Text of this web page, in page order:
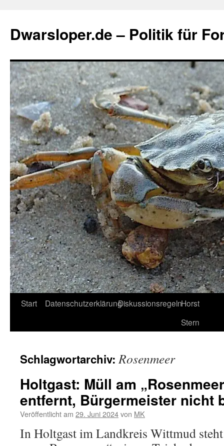
springen
Dwarsloper.de – Politik für
Start DatenschutzerklärungDiskussionsregelnHorst
Stern
Schlagwortarchiv:Rosenmeer
Holtgast: Müll am
entfernt, Bürgermeister nicht
Veröffentlicht am 29. Juni 2024von MK
In Holtgast im Landkreis Wittmud